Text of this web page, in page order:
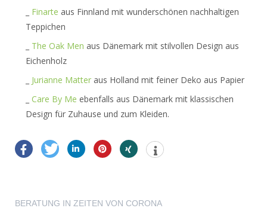
Finarte aus Finnland mit wunderschönen nachhaltigen
Teppichen
The Oak Men aus Dänemark mit stilvollen Design aus
Eichenholz
Jurianne Matter aus Holland mit feiner Deko aus Papier
Care By Me ebenfalls aus Dänemark mit klassischen
Design für Zuhause und zum Kleiden.
BERATUNG IN ZEITEN VON CORONA